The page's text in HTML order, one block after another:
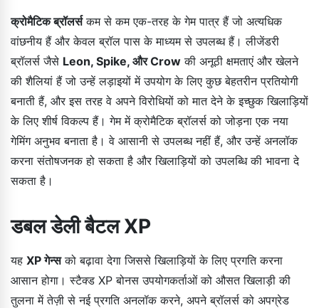
क्रोमैटिक ब्रॉलर्सकम से कम एक-तरह के गेम पात्र हैं जो अत्यधिक
वांछनीय हैं और केवल ब्रॉल पास के माध्यम से उपलब्ध हैं। लीजेंडरी
ब्रॉलर्स जैसे Leon, Spike, और Crow की अनूठी क्षमताएं और खेलने
की शैलियां हैं जो उन्हें लड़ाइयों में उपयोग के लिए कुछ बेहतरीन प्रतियोगी
बनाती हैं, और इस तरह वे अपने विरोधियों को मात देने के इच्छुक खिलाड़ियों
के लिए शीर्ष विकल्प हैं। गेम में क्रोमैटिक ब्रॉलर्स को जोड़ना एक नया
गेमिंग अनुभव बनाता है। वे आसानी से उपलब्ध नहीं हैं, और उन्हें अनलॉक
करना संतोषजनक हो सकता है और खिलाड़ियों को उपलब्धि की भावना दे
सकता है।
डबल डेली बैटल XP
यह XP गेन्सको बढ़ावा देगा जिससे खिलाड़ियों के लिए प्रगति करना
आसान होगा। स्टैक्ड XP बोनस उपयोगकर्ताओं को औसत खिलाड़ी की
तुलना में तेज़ी से नई प्रगति अनलॉक करने, अपने ब्रॉलर्स को अपग्रेड